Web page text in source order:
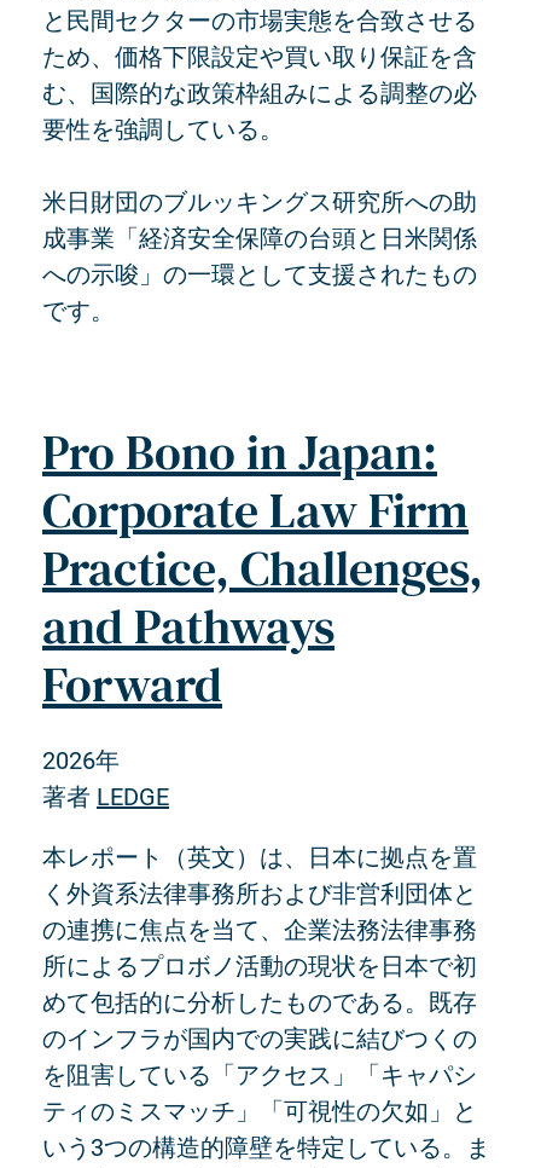
と民間セクターの市場実態を合致させる
ため、価格下限設定や買い取り保証を含
む、国際的な政策枠組みによる調整の必
要性を強調している。
米日財団のブルッキングス研究所への助
成事業「経済安全保障の台頭と日米関係
への示唆」の一環として支援されたもの
です。
Pro Bono in Japan:
Corporate Law Firm
Practice, Challenges,
and Pathways
Forward
2026年
著者 LEDGE
本レポート（英文）は、日本に拠点を置
く外資系法律事務所および非営利団体と
の連携に焦点を当て、企業法務法律事務
所によるプロボノ活動の現状を日本で初
めて包括的に分析したものである。既存
のインフラが国内での実践に結びつくの
を阻害している「アクセス」「キャパシ
ティのミスマッチ」「可視性の欠如」と
いう3つの構造的障壁を特定している。ま